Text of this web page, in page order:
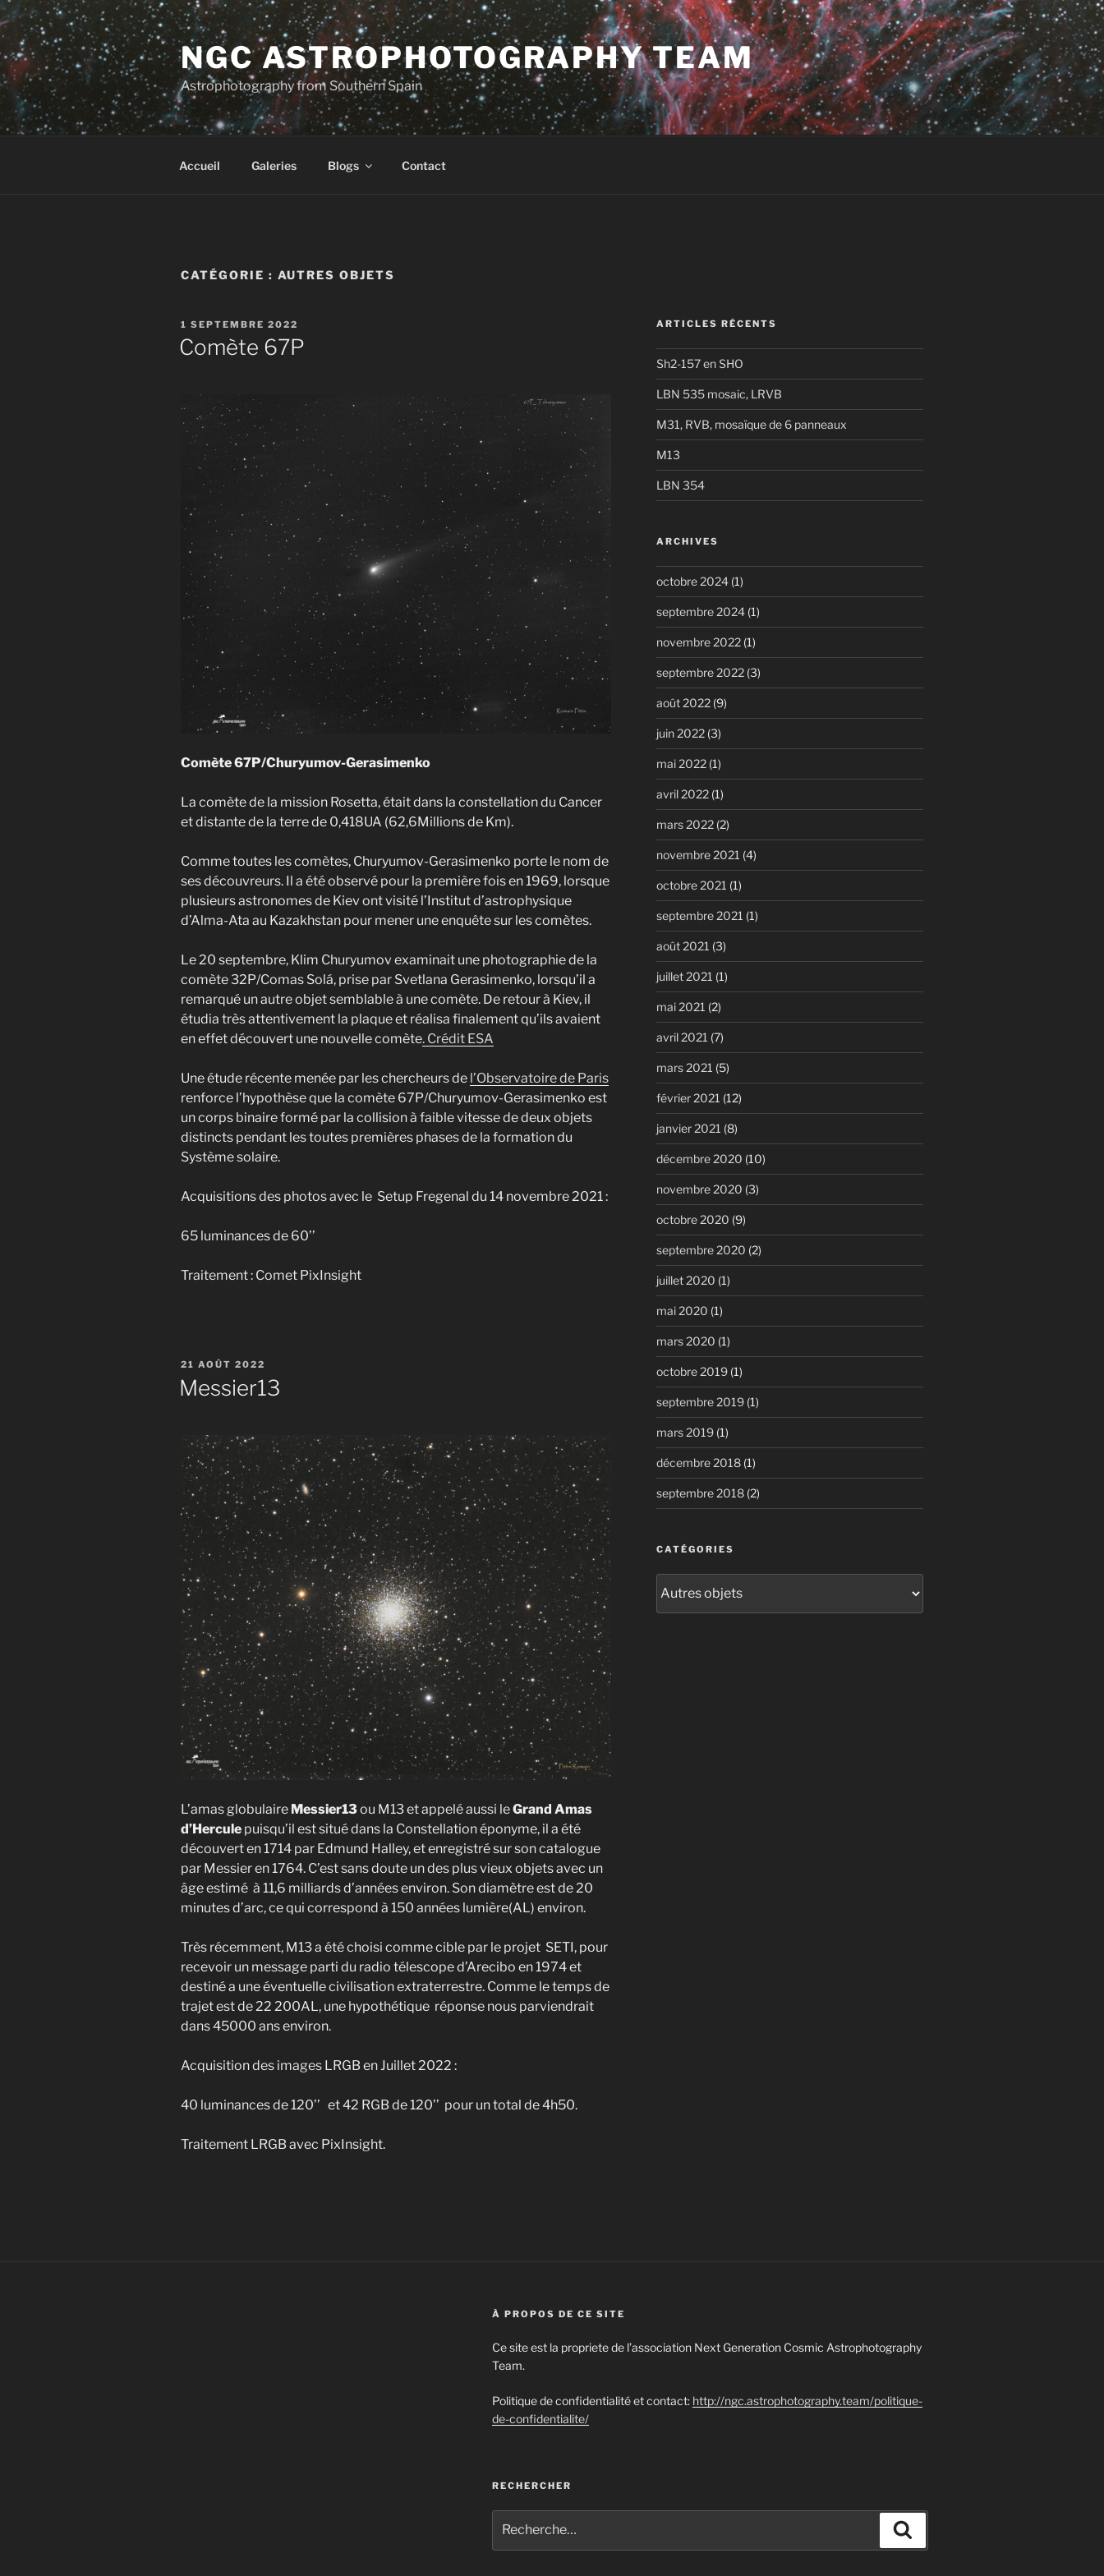
Aller
au
contenu
principal
NGC ASTROPHOTOGRAPHY TEAM
Astrophotography from Southern Spain
Accueil Galeries Blogs Contact
CATÉGORIE : AUTRES OBJETS
PUBLIÉ
LE
1 SEPTEMBRE 2022
Comète 67P
Comète 67P/Churyumov-Gerasimenko
La comète de la mission Rosetta, était dans la constellation du Cancer
et distante de la terre de 0,418UA (62,6Millions de Km).
Comme toutes les comètes, Churyumov-Gerasimenko porte le nom de
ses découvreurs. Il a été observé pour la première fois en 1969, lorsque
plusieurs astronomes de Kiev ont visité l’Institut d’astrophysique
d’Alma-Ata au Kazakhstan pour mener une enquête sur les comètes.
Le 20 septembre, Klim Churyumov examinait une photographie de la
comète 32P/Comas Solá, prise par Svetlana Gerasimenko, lorsqu’il a
remarqué un autre objet semblable à une comète. De retour à Kiev, il
étudia très attentivement la plaque et réalisa finalement qu’ils avaient
en effet découvert une nouvelle comète. Crédit ESA
Une étude récente menée par les chercheurs de l’Observatoire de Paris
renforce l’hypothèse que la comète 67P/Churyumov-Gerasimenko est
un corps binaire formé par la collision à faible vitesse de deux objets
distincts pendant les toutes premières phases de la formation du
Système solaire.
Acquisitions des photos avec le Setup Fregenal du 14 novembre 2021 :
65 luminances de 60’’
Traitement : Comet PixInsight
PUBLIÉ
LE
21 AOÛT 2022
Messier13
L’amas globulaire Messier13ou M13 et appelé aussi leGrand Amas
d’Hercule puisqu’il est situé dans la Constellation éponyme, il a été
découvert en 1714 par Edmund Halley, et enregistré sur son catalogue
par Messier en 1764. C’est sans doute un des plus vieux objets avec un
âge estimé à 11,6 milliards d’années environ. Son diamètre est de 20
minutes d’arc, ce qui correspond à 150 années lumière(AL) environ.
Très récemment, M13 a été choisi comme cible par le projet SETI, pour
recevoir un message parti du radio télescope d’Arecibo en 1974 et
destiné a une éventuelle civilisation extraterrestre. Comme le temps de
trajet est de 22 200AL, une hypothétique réponse nous parviendrait
dans 45000 ans environ.
Acquisition des images LRGB en Juillet 2022 :
40 luminances de 120’’ et 42 RGB de 120’’ pour un total de 4h50.
Traitement LRGB avec PixInsight.
ARTICLES RÉCENTS
Sh2-157 en SHO
LBN 535 mosaic, LRVB
M31, RVB, mosaïque de 6 panneaux
M13
LBN 354
ARCHIVES
octobre 2024(1)
septembre 2024(1)
novembre 2022(1)
septembre 2022(3)
août 2022(9)
juin 2022(3)
mai 2022(1)
avril 2022(1)
mars 2022(2)
novembre 2021 (4)
octobre 2021 (1)
septembre 2021 (1)
août 2021 (3)
juillet 2021 (1)
mai 2021 (2)
avril 2021 (7)
mars 2021 (5)
février 2021 (12)
janvier 2021 (8)
décembre 2020 (10)
novembre 2020 (3)
octobre 2020 (9)
septembre 2020 (2)
juillet 2020 (1)
mai 2020 (1)
mars 2020 (1)
octobre 2019(1)
septembre 2019(1)
mars 2019(1)
décembre 2018(1)
septembre 2018(2)
CATÉGORIES
À PROPOS DE CE SITE
Ce site est la propriete de l’association Next Generation Cosmic Astrophotography
Team.
Politique de confidentialité et contact: http://ngc.astrophotography.team/politique-
de-confidentialite/
RECHERCHER
pour
: